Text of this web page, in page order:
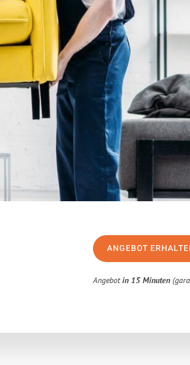
ANGEBOT
Angebotin 15 Minuten